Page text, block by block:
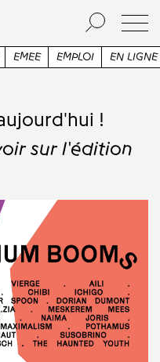
EMPLOI EN LIGNE
!
sur l'édition